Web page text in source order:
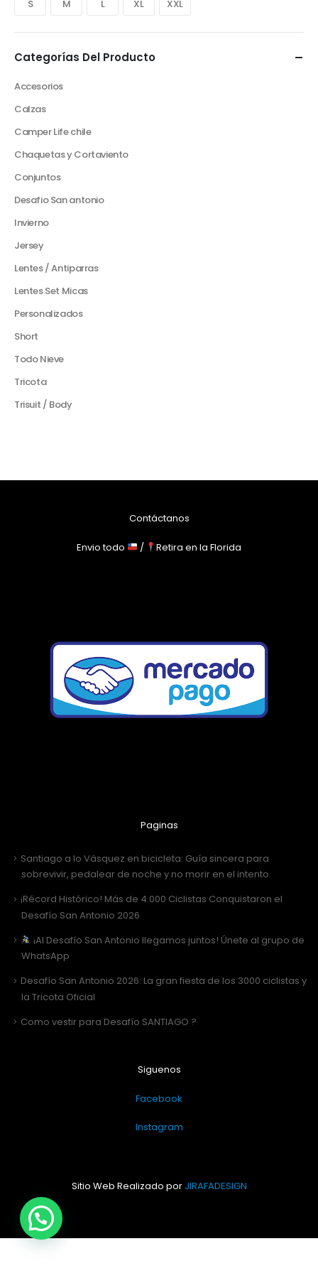
S M L XL XXL
Categorías Del Producto
Accesorios
Calzas
Camper Life chile
Chaquetas y Cortaviento
Conjuntos
Desafio San antonio
Invierno
Jersey
Lentes / Antiparras
Lentes Set Micas
Personalizados
Short
Todo Nieve
Tricota
Trisuit / Body
Contáctanos
Envio todo / Retira en la Florida
Paginas
Santiago a lo Vásquez en bicicleta: Guía sincera para
sobrevivir, pedalear de noche y no morir en el intento
¡Récord Histórico! Más de 4.000 Ciclistas Conquistaron el
Desafío San Antonio 2026
¡Al Desafío San Antonio llegamos juntos! Únete al grupo de
WhatsApp
Desafío San Antonio 2026: La gran fiesta de los 3000 ciclistas y
la Tricota Oficial
Como vestir para Desafío SANTIAGO ?
Siguenos
Facebook
Instagram
Sitio Web Realizado por JIRAFADESIGN